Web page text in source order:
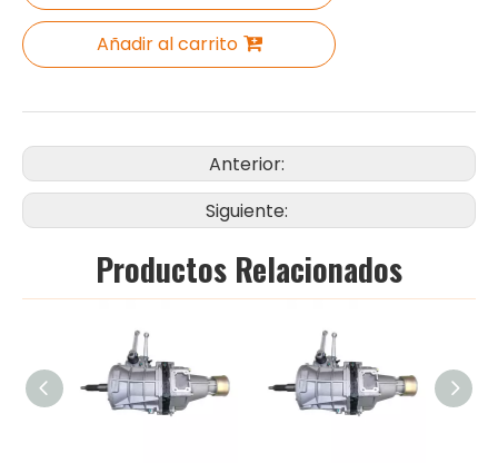
Añadir al carrito
Anterior:
Siguiente:
Productos Relacionados